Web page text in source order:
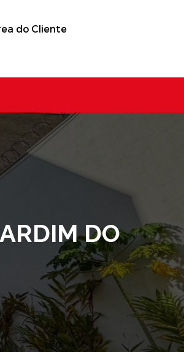
do Cliente
DO